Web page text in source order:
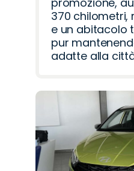
370
e un abitacolo
pur
adatte alla